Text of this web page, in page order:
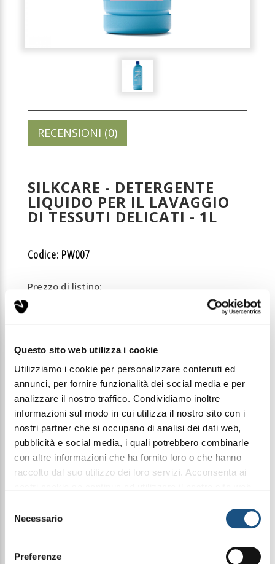
Questo sito web utilizza i cookie
Utilizziamo i cookie per personalizzare contenuti ed
annunci, per fornire funzionalità dei social media e per
analizzare il nostro traffico. Condividiamo inoltre
informazioni sul modo in cui utilizza il nostro sito con i
nostri partner che si occupano di analisi dei dati web,
pubblicità e social media, i quali potrebbero combinarle
con altre informazioni che ha fornito loro o che hanno
raccolto dal suo utilizzo dei loro servizi. Acconsenta ai
delNecessario
Preferenze
RECENSIONI (0)
SILKCARE - DETERGENTE
LIQUIDO PER IL LAVAGGIO
DI TESSUTI DELICATI - 1L
Codice: PW007
Prezzo di listino:
€ 11,99
Condividi questo articolo sui social
FacebookWhatsApp
Detergente Liquido Per Il Lavaggio Di Tessuti
Delicati "Silkcare" – 1L
Detergente professionale liquido
rispettando i colori e preservando le fibre. Evita il
che quelli di uno stesso indumento si mescolino,
mantenendoli definiti e brillanti nel tempo.